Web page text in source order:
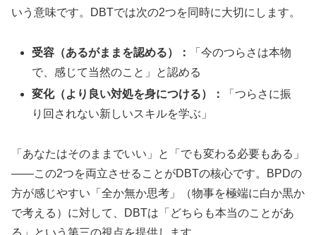
いう意味です。DBTでは次の2つを同時に大切にします。
受容（あるがままを認める）：
「今のつらさは本物
で、感じて当然のこと」と認める
変化（より良い対処を身につける）：
「つらさに振
り回されない新しいスキルを学ぶ」
「あなたはそのままでいい」と「でも変わる必要もある」
——この2つを両立させることがDBTの核心です。BPDの
方が感じやすい「全か無か思考」（物事を極端に白か黒か
で考える）に対して、DBTは「どちらも本当のことがあ
る」という第三の視点を提供します。